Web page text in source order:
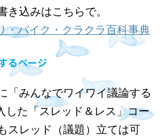
き込みはこちらで。
・バイク・クラクラ百科事典
るページ
「みんなでワイワイ議論する
た「スレッド＆レス」コー
スレッド（議題）立ては可